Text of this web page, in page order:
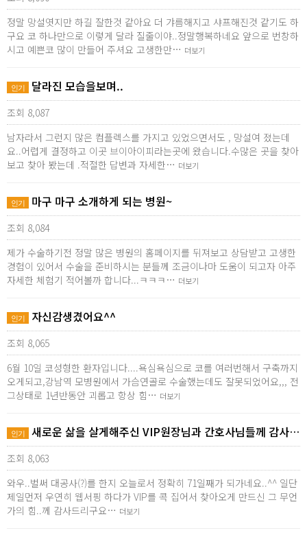
정말 망설엿지만 하길 잘한것 같아요 더 갸름해지고 샤프해진것 같기도 하
구요 코 하나만으로 이렇게 달라 질줄이야..정말행복하네요 앞으로 번창하
시고 예쁜코 많이 만들어 주셔요 고생한만… 더보기
인기 달라진 모습을보며..
조회 8,087
남자라서 그런지 많은 컴플렉스를 가지고 있었으면서도 , 망설여 졌는데
요..어렵게 결정하고 이곳 브이아이피라는곳에 왔습니다.수많은 곳을 찾아
보고 찾아 봤는데 .적절한 답변과 자세한… 더보기
인기 마구 마구 소개하게 되는 병원~
조회 8,084
제가 수술하기전 정말 많은 병원의 홈페이지를 뒤져보고 상담받고 고생한
경험이 있어서 수술을 준비하시는 분들께 조금이나마 도움이 되고자 아주
자세한 체험기 적어볼까 합니다...ㅋㅋㅋ… 더보기
인기 자신감생겼어요^^
조회 8,065
6월 10일 코성형한 환자입니다....욕심욕심으로 코를 여러번해서 구축까지
오게되고,강남역 모병원에서 가슴연골로 수술했는데도 잘못되었어요,,, 전
그상태로 1년반동안 괴롭고 항상 힘… 더보기
인기 새로운 삶을 살게해주신 VIP원장님과 간호사님들께 감사…
조회 8,063
와우..벌써 대공사(?)를 한지 오늘로서 정확히 71일째가 되가네요..^^ 일단
제일먼저 우연히 웹서핑 하다가 VIP를 콕 집어서 찾아오게 만드신 그 무언
가의 힘..께 감사드리구요… 더보기